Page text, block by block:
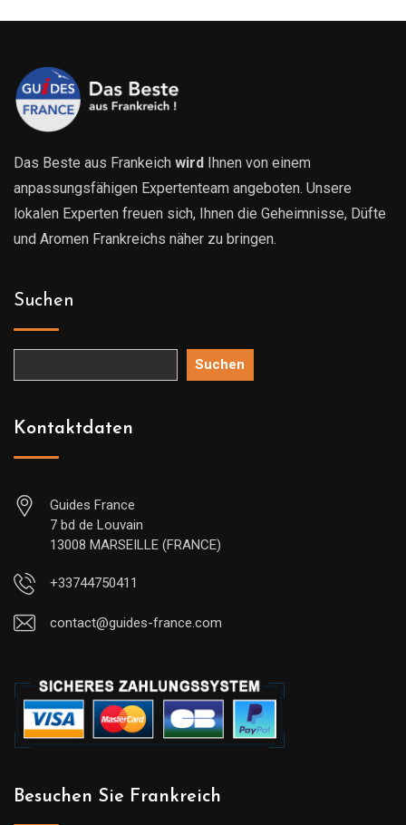
Das Beste aus Frankeich wird Ihnen von einem
anpassungsfähigen Expertenteam angeboten. Unsere
lokalen Experten freuen sich, Ihnen die Geheimnisse, Düfte
und Aromen Frankreichs näher zu bringen.
Suchen
Suchen
Kontaktdaten
Guides France
7 bd de Louvain
13008 MARSEILLE (FRANCE)
+33744750411
contact@guides-france.com
Besuchen Sie Frankreich